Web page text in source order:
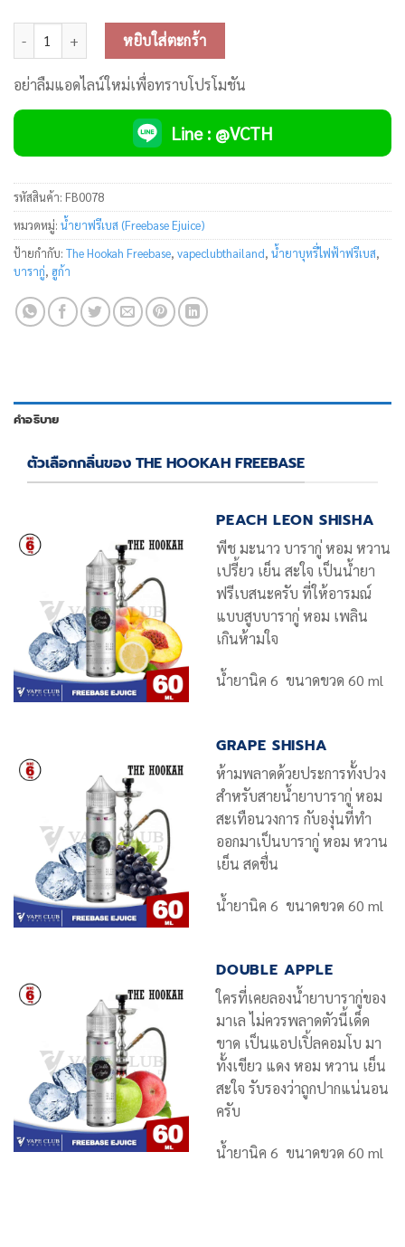
จำนวน The Hookah Freebase ชิ้น
หยิบใส่ตะกร้า
อย่าลืมแอดไลน์ใหม่เพื่อทราบโปรโมชัน
Line : @VCTH
รหัสสินค้า: FB0078
หมวดหมู่: น้ำยาฟรีเบส (Freebase Ejuice)
ป้ายกำกับ: The Hookah Freebase, vapeclubthailand, น้ำยาบุหรี่ไฟฟ้าฟรีเบส,
บารากู่, ฮูก้า
คำอธิบาย
ตัวเลือกกลิ่นของ THE HOOKAH FREEBASE
PEACH LEON SHISHA
พีช มะนาว บารากู่ หอม หวาน
เปรี้ยว เย็น สะใจ เป็นน้ำยา
ฟรีเบสนะครับ ที่ให้อารมณ์
แบบสูบบารากู่ หอม เพลิน
เกินห้ามใจ
น้ำยานิค 6 ขนาดขวด 60 ml
GRAPE SHISHA
ห้ามพลาดด้วยประการทั้งปวง
สำหรับสายน้ำยาบารากู่ หอม
สะเทือนวงการ กับองุ่นที่ทำ
ออกมาเป็นบารากู่ หอม หวาน
เย็น สดชื่น
น้ำยานิค 6 ขนาดขวด 60 ml
DOUBLE APPLE
ใครที่เคยลองน้ำยาบารากู่ของ
มาเล ไม่ควรพลาดตัวนี้เด็ด
ขาด เป็นแอปเปิ้ลคอมโบ มา
ทั้งเขียว แดง หอม หวาน เย็น
สะใจ รับรองว่าถูกปากแน่นอน
ครับ
น้ำยานิค 6 ขนาดขวด 60 ml